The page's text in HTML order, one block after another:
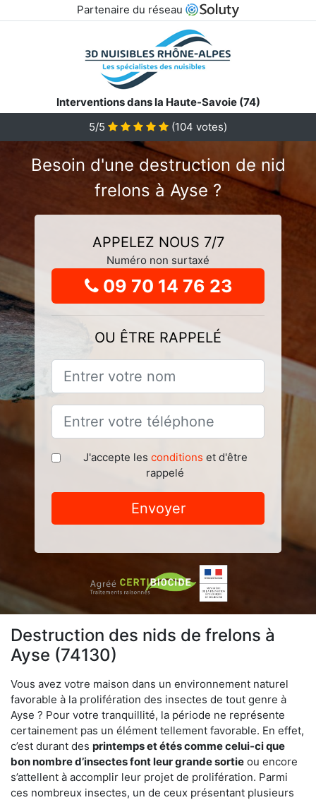
Partenaire du réseau
Interventions dans la Haute-Savoie (74)
5/5 (104 votes)
Besoin d'une destruction de nid
frelons à Ayse ?
APPELEZ NOUS 7/7
Numéro non surtaxé
09 70 14 76 23
OU ÊTRE RAPPELÉ
J'accepte les conditions et d'être
rappelé
Envoyer
Destruction des nids de frelons à
Ayse (74130)
Vous avez votre maison dans un environnement naturel
favorable à la prolifération des insectes de tout genre à
Ayse ? Pour votre tranquillité, la période ne représente
certainement pas un élément tellement favorable. En effet,
c’est durant des printemps et étés comme celui-ci que
bon nombre d’insectes font leur grande sortie ou encore
s’attellent à accomplir leur projet de prolifération. Parmi
ces nombreux insectes, un de ceux présentant plusieurs